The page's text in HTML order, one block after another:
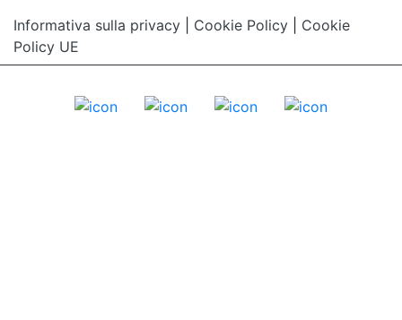
Informativa sulla privacy
Cookie Policy
Cookie
Policy UE